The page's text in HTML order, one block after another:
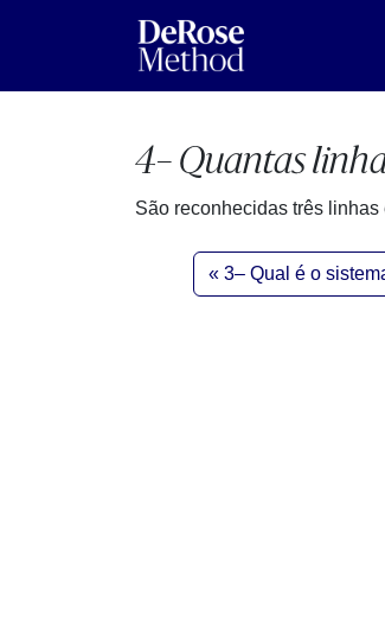
4– Quantas
São reconhecidas três
3– Qual é o